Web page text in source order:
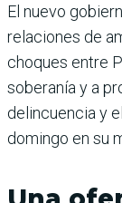
El nuevo
relaciones de
choques entre
soberanía y a
delincuencia y
domingo en su